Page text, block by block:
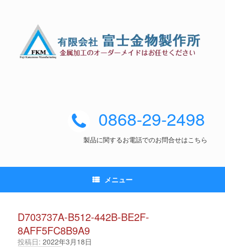
0868-29-2498
製品に関するお電話でのお問合せはこちら
メニュー
D703737A-B512-442B-BE2F-
8AFF5FC8B9A9
投稿日: 2022年3月18日